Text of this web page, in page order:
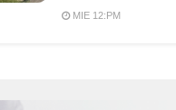
MIE 12:PM